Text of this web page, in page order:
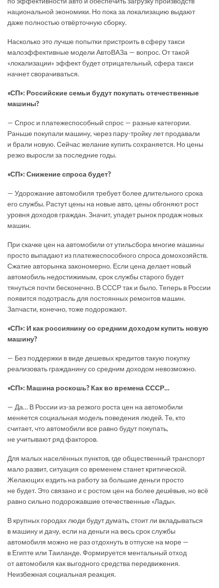
национальной экономики. Но пока за локализацию выдают
даже полностью отвёрточную сборку.
Насколько это лучше попытки пристроить в сферу такси
малоэффективные модели АвтоВАЗа — вопрос. От такой
«локализации» эффект будет отрицательный, сфера такси
начнет сворачиваться.
«СП»: Российские семьи будут покупать отечественные
машины?
— Спрос и платежеспособный спрос — разные категории.
Раньше покупали машину, через пару-тройку лет продавали
и брали новую. Сейчас желание купить сохраняется. Но цены
резко выросли за последние годы.
«СП»: Снижение спроса будет?
— Удорожание автомобиля требует более длительного срока
его службы. Растут цены на новые авто, цены обгоняют рост
уровня доходов граждан. Значит, упадет рынок продаж новых
машин.
При скачке цен на автомобили от утильсбора многие машины
просто выпадают из платежеспособного спроса домохозяйств.
Сжатие авторынка закономерно. Если цена делает новый
автомобиль недостижимым, срок службы старого будет
тянуться почти бесконечно. В СССР так и было. Теперь в России
появится подотрасль для постоянных ремонтов машин.
Запчасти, конечно, тоже подорожают.
«СП»: И как россиянину со средним доходом купить новую
машину?
— Без поддержки в виде дешевых кредитов такую покупку
реализовать гражданину со средним доходом невозможно.
«СП»: Машина роскошь? Как во времена СССР…
— Да… В России из-за резкого роста цен на автомобили
меняется социальная модель поведения людей. Те, кто
считает, что автомобили все равно будут покупать,
не учитывают ряд факторов.
Для малых населённых пунктов, где общественный транспорт
мало развит, ситуация со временем станет критической.
Желающих ездить на работу за большие деньги просто
не будет. Это связано и с ростом цен на более дешёвые, но всё
равно сильно подорожавшие отечественные «Лады».
В крупных городах люди будут думать, стоит ли вкладываться
в машину и дачу, если на деньги на весь срок службы
автомобиля можно не раз отдохнуть в отпуске на море —
в Египте или Таиланде. Формируется ментальный отход
от автомобиля как выгодного средства передвижения.
Неизбежная социальная реакция.